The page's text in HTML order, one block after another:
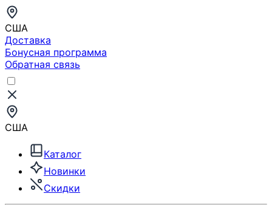
США
Доставка
Бонусная программа
Обратная связь
США
Каталог
Новинки
Скидки